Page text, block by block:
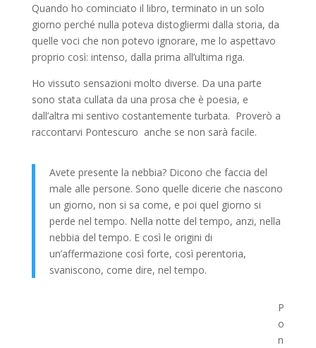
Quando ho cominciato il libro, terminato in un solo
giorno perché nulla poteva distogliermi dalla storia, da
quelle voci che non potevo ignorare, me lo aspettavo
proprio così: intenso, dalla prima all’ultima riga.
Ho vissuto sensazioni molto diverse. Da una parte
sono stata cullata da una prosa che è poesia, e
dall’altra mi sentivo costantemente turbata. Proverò a
raccontarvi Pontescuro anche se non sarà facile.
Avete presente la nebbia? Dicono che faccia del
male alle persone. Sono quelle dicerie che nascono
un giorno, non si sa come, e poi quel giorno si
perde nel tempo. Nella notte del tempo, anzi, nella
nebbia del tempo. E così le origini di
un’affermazione così forte, così perentoria,
svaniscono, come dire, nel tempo.
P
o
n